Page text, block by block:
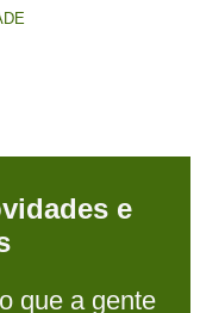
e
que a gente